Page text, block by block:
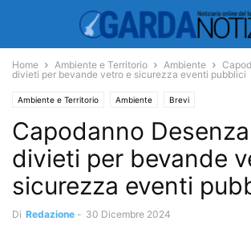
Home Ambiente e Territorio Ambiente
divieti per bevande vetro e sicurezza eventi pubblici
Ambiente e Territorio Ambiente Brevi
Capodanno
divieti per bevande
sicurezza eventi
Di Redazione - 30 Dicembre 2024